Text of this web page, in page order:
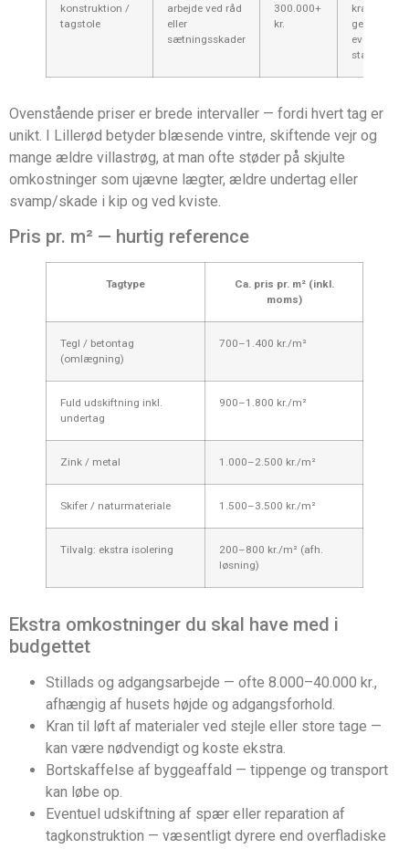
konstruktion /
tagstole
arbejde ved råd
eller
sætningsskader
300.000+
kr.
kræver
eventuelt
statik/
Ovenstående priser er brede intervaller — fordi hvert tag er
unikt. I Lillerød betyder blæsende vintre, skiftende vejr og
mange ældre villastrøg, at man ofte støder på skjulte
omkostninger som ujævne lægter, ældre undertag eller
svamp/skade i kip og ved kviste.
Pris pr. m² — hurtig reference
Tagtype
Ca. pris pr. m² (inkl.
moms)
Tegl / betontag
(omlægning)
700–1.400 kr./m²
Fuld udskiftning inkl.
undertag
900–1.800 kr./m²
Zink / metal 1.000–2.500 kr./m²
Skifer / naturmateriale 1.500–3.500 kr./m²
Tilvalg: ekstra isolering
200–800 kr./m² (afh.
løsning)
Ekstra omkostninger du skal have med i
budgettet
Stillads og adgangsarbejde — ofte 8.000–40.000 kr.,
afhængig af husets højde og adgangsforhold.
Kran til løft af materialer ved stejle eller store tage —
kan være nødvendigt og koste ekstra.
Bortskaffelse af byggeaffald — tippenge og transport
kan løbe op.
Eventuel udskiftning af spær eller reparation af
tagkonstruktion — væsentligt dyrere end overfladiske